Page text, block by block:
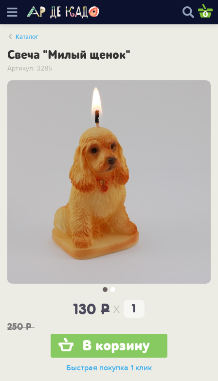
0
Каталог
Cвеча "Милый щенок"
Артикул: 3285
130 P x
250P
В корзину
Быстрая покупка 1 клик